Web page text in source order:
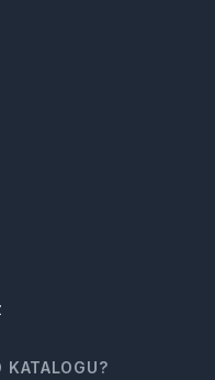
KATALOGU?